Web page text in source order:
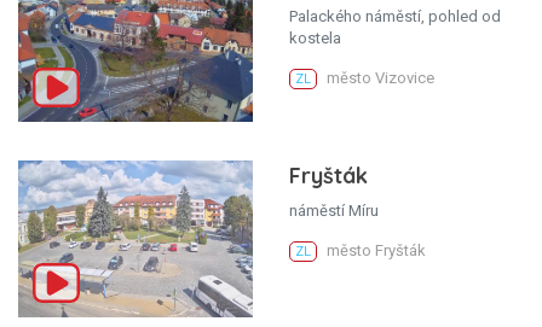
Palackého náměstí, pohled od
kostela
ZL město Vizovice
Fryšták
náměstí Míru
ZL město Fryšták